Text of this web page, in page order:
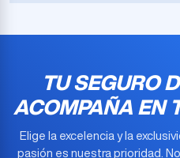
TU SEGURO
ACOMPAÑA EN
Elige la excelencia y la
pasión es nuestra prioridad.